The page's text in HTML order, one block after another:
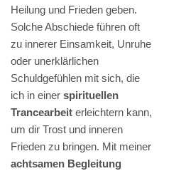
Heilung und Frieden geben.
Solche Abschiede führen oft
zu innerer Einsamkeit, Unruhe
oder unerklärlichen
Schuldgefühlen mit sich, die
ich in einer spirituellen
Trancearbeit erleichtern kann,
um dir Trost und inneren
Frieden zu bringen. Mit meiner
achtsamen Begleitung